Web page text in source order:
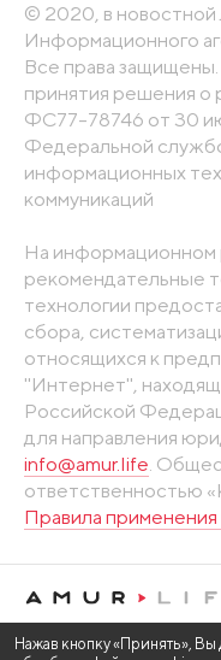
© 2020, в новостной
Информационного
Все права
принятия решения
ФС77-78746 от 30
Федеральной
информационных
коммуникаций
На информационном
рекомендательные
технологии
сбора,
относящихся к
"Интернет",
Российской
для направления
info@amur.life.
ответственностью
Правила
Нажав кнопку «Принять», Вы